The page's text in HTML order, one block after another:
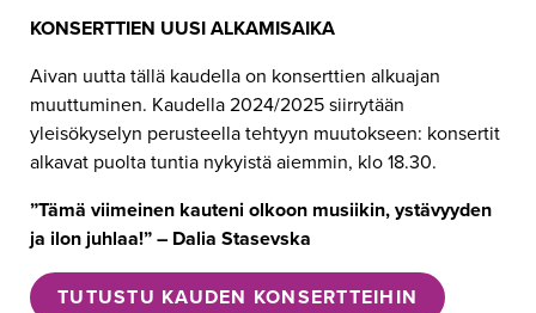
KONSERTTIEN UUSI ALKAMISAIKA
Aivan uutta tällä kaudella on konserttien alkuajan
muuttuminen. Kaudella 2024/2025 siirrytään
yleisökyselyn perusteella tehtyyn muutokseen: konsertit
alkavat puolta tuntia nykyistä aiemmin, klo 18.30.
”Tämä viimeinen kauteni olkoon musiikin, ystävyyden
ja ilon juhlaa!” – Dalia Stasevska
TUTUSTU KAUDEN KONSERTTEIHIN